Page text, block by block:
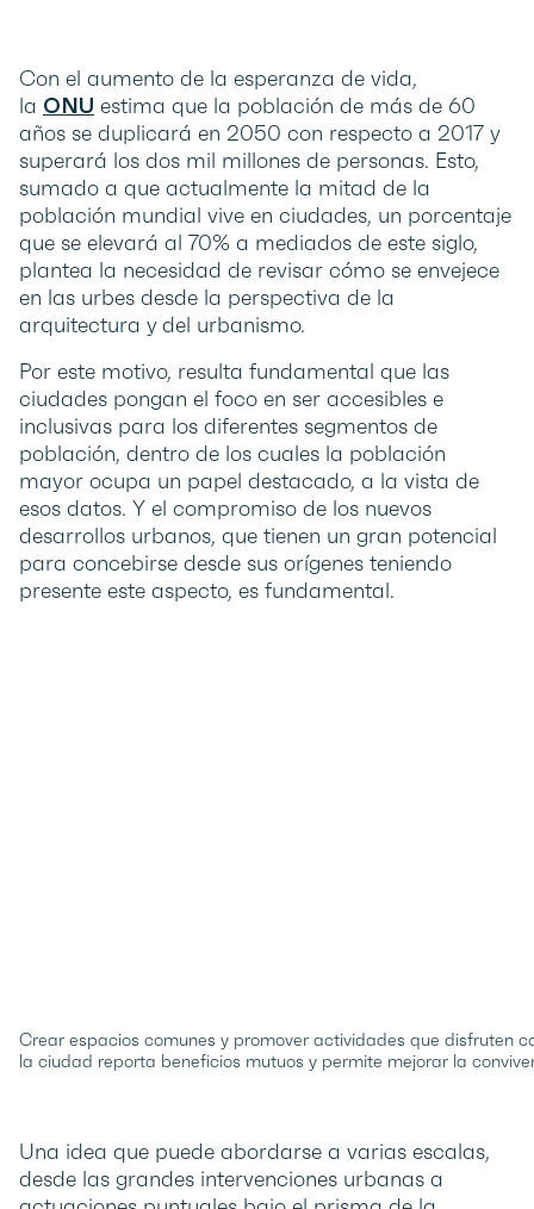
Con el aumento de la esperanza de vida,
la ONU estima que la población de más de 60
años se duplicará en 2050 con respecto a 2017 y
superará los dos mil millones de personas. Esto,
sumado a que actualmente la mitad de la
población mundial vive en ciudades, un porcentaje
que se elevará al 70% a mediados de este siglo,
plantea la necesidad de revisar cómo se envejece
en las urbes desde la perspectiva de la
arquitectura y del urbanismo.
Por este motivo, resulta fundamental que las
ciudades pongan el foco en ser accesibles e
inclusivas para los diferentes segmentos de
población, dentro de los cuales la población
mayor ocupa un papel destacado, a la vista de
esos datos. Y el compromiso de los nuevos
desarrollos urbanos, que tienen un gran potencial
para concebirse desde sus orígenes teniendo
presente este aspecto, es fundamental.
Crear espacios comunes y promover actividades que disfruten
la ciudad reporta beneficios mutuos y permite mejorar la
Una idea que puede abordarse a varias escalas,
desde las grandes intervenciones urbanas a